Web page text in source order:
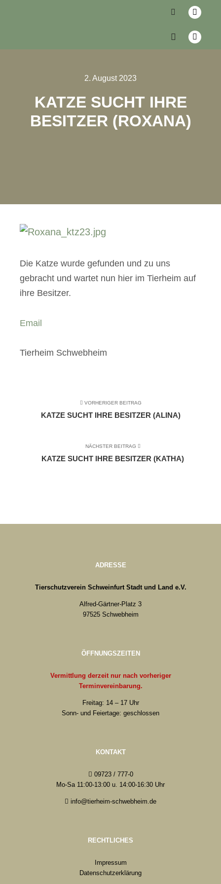
2. August 2023
KATZE SUCHT IHRE
BESITZER (ROXANA)
Die Katze wurde gefunden und zu uns
gebracht und wartet nun hier im Tierheim auf
ihre Besitzer.
Email
Tierheim Schwebheim
VORHERIGER BEITRAG
KATZE SUCHT IHRE BESITZER (ALINA)
NÄCHSTER BEITRAG
KATZE SUCHT IHRE BESITZER (KATHA)
ADRESSE
Tierschutzverein Schweinfurt Stadt und Land e.V.
Alfred-Gärtner-Platz 3
97525 Schwebheim
ÖFFNUNGSZEITEN
Vermittlung derzeit nur nach vorheriger
Terminvereinbarung.
Freitag: 14 – 17 Uhr
Sonn- und Feiertage: geschlossen
KONTAKT
09723 / 777-0
Mo-Sa 11:00-13:00 u. 14:00-16:30 Uhr
info@tierheim-schwebheim.de
RECHTLICHES
Impressum
Datenschutzerklärung